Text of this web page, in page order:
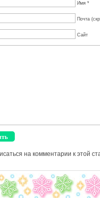
Имя *
Почта
Сайт
на комментарии к этой